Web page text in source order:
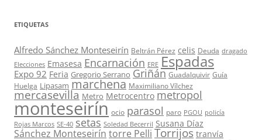
ETIQUETAS
Alfredo Sánchez Monteseirín Beltrán Pérez celis Deuda dragado
Elecciones Emasesa Encarnación ERE Espadas
Expo 92 Feria Gregorio Serrano Griñán Guadalquivir Guía
Huelga Lipasam marchena Maximiliano Vílchez
mercasevilla Metro Metrocentro metropol
monteseirín ocio parasol paro PGOU policía
Rojas Marcos SE-40 setas Soledad Becerril Susana Díaz
Sánchez Monteseirín torre Pelli Torrijos tranvía